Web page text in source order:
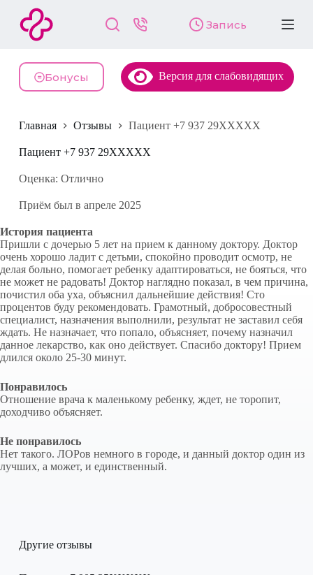
й
и
у
и
Запись
Бонусы Версия для слабовидящих
Главная Отзывы Пациент +7 937 29XXXXX
Пациент +7 937 29XXXXX
Оценка: Отлично
Приём был в апреле 2025
История пациента
Пришли с дочерью 5 лет на прием к данному доктору. Доктор
очень хорошо ладит с детьми, спокойно проводит осмотр, не
делая больно, помогает ребенку адаптироваться, не бояться, что
не может не радовать! Доктор наглядно показал, в чем причина,
почистил оба уха, объяснил дальнейшие действия! Сто
процентов буду рекомендовать. Грамотный, добросовестный
специалист, назначения выполнили, результат не заставил себя
ждать. Не назначает, что попало, объясняет, почему назначил
данное лекарство, как оно действует. Спасибо доктору! Прием
длился около 25-30 минут.
Понравилось
Отношение врача к маленькому ребенку, ждет, не торопит,
доходчиво объясняет.
Не понравилось
Нет такого. ЛОРов немного в городе, и данный доктор один из
лучших, а может, и единственный.
Другие отзывы